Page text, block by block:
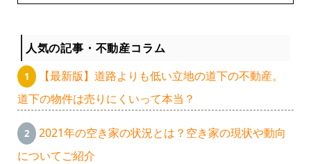
人気の記事・不動産コラム
【最新版】道路よりも低い立地の道下の不動産。
道下の物件は売りにくいって本当？
2021年の空き家の状況とは？空き家の現状や動向
についてご紹介